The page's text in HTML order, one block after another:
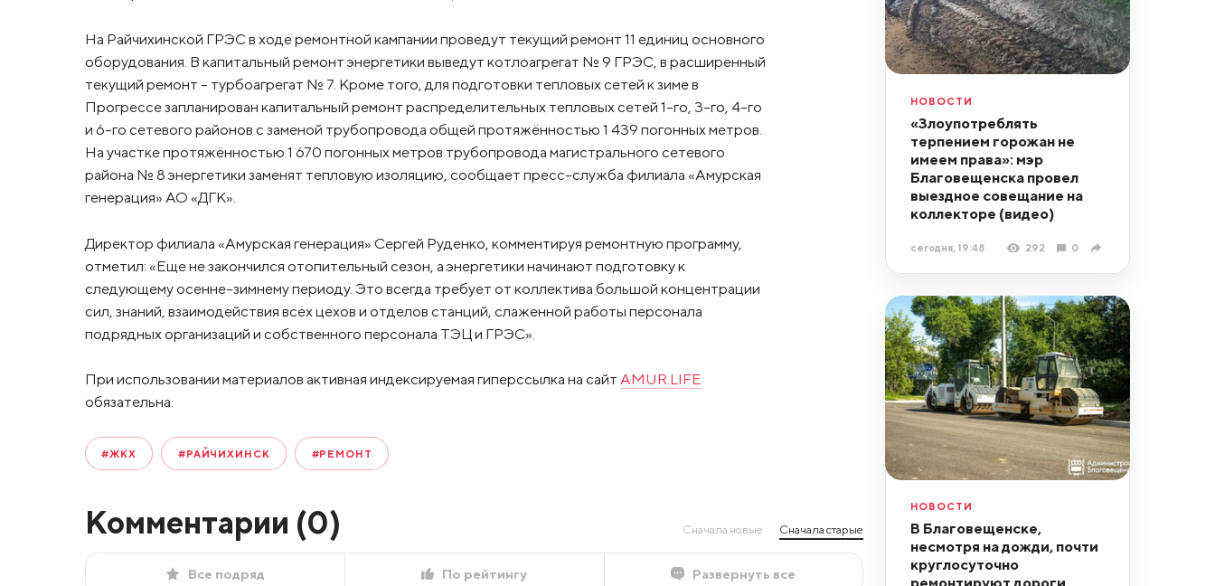
На Райчихинской ГРЭС в ходе ремонтной кампании проведут текущий ремонт 11 единиц основного
оборудования. В капитальный ремонт энергетики выведут котлоагрегат № 9 ГРЭС, в расширенный
текущий ремонт – турбоагрегат № 7. Кроме того, для подготовки тепловых сетей к зиме в
Прогрессе запланирован капитальный ремонт распределительных тепловых сетей 1-го, 3-го, 4-го
и 6-го сетевого районов с заменой трубопровода общей протяжённостью 1 439 погонных метров.
На участке протяжённостью 1 670 погонных метров трубопровода магистрального сетевого
района № 8 энергетики заменят тепловую изоляцию, сообщает пресс-служба филиала «Амурская
генерация» АО «ДГК».
Директор филиала «Амурская генерация» Сергей Руденко, комментируя ремонтную программу,
отметил: «Еще не закончился отопительный сезон, а энергетики начинают подготовку к
следующему осенне-зимнему периоду. Это всегда требует от коллектива большой концентрации
сил, знаний, взаимодействия всех цехов и отделов станций, слаженной работы персонала
подрядных организаций и собственного персонала ТЭЦ и ГРЭС».
При использовании материалов активная индексируемая гиперссылка на сайт AMUR.LIFE
обязательна.
#ЖКХ #РАЙЧИХИНСК #РЕМОНТ
Комментарии (0) Сначала новые Сначала старые
Все подряд По рейтингу Развернуть все
НОВОСТИ
«Злоупотреблять
терпением горожан не
имеем права»: мэр
Благовещенска провел
выездное совещание на
коллекторе (видео)
сегодня, 19:48 292 0
НОВОСТИ
В Благовещенске,
несмотря на дожди, почти
круглосуточно
ремонтируют дороги